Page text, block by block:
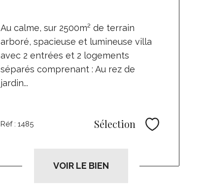
Au calme, sur 2500m² de terrain
arboré, spacieuse et lumineuse villa
avec 2 entrées et 2 logements
séparés comprenant : Au rez de
jardin...
Réf : 1485 Sélection
VOIR LE BIEN